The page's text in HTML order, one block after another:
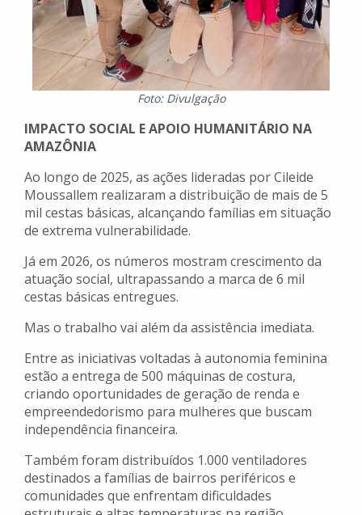
Foto: Divulgação
IMPACTO SOCIAL E APOIO HUMANITÁRIO NA
AMAZÔNIA
Ao longo de 2025, as ações lideradas por Cileide
Moussallem realizaram a distribuição de mais de 5
mil cestas básicas, alcançando famílias em situação
de extrema vulnerabilidade.
Já em 2026, os números mostram crescimento da
atuação social, ultrapassando a marca de 6 mil
cestas básicas entregues.
Mas o trabalho vai além da assistência imediata.
Entre as iniciativas voltadas à autonomia feminina
estão a entrega de 500 máquinas de costura,
criando oportunidades de geração de renda e
empreendedorismo para mulheres que buscam
independência financeira.
Também foram distribuídos 1.000 ventiladores
destinados a famílias de bairros periféricos e
comunidades que enfrentam dificuldades